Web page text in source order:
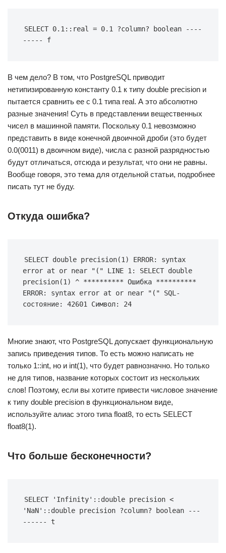
SELECT 0.1::real = 0.1 ?column? boolean ----
----- f
В чем дело? В том, что PostgreSQL приводит
нетипизированную константу 0.1 к типу double precision и
пытается сравнить ее с 0.1 типа real. А это абсолютно
разные значения! Суть в представлении вещественных
чисел в машинной памяти. Поскольку 0.1 невозможно
представить в виде конечной двоичной дроби (это будет
0.0(0011) в двоичном виде), числа с разной разрядностью
будут отличаться, отсюда и результат, что они не равны.
Вообще говоря, это тема для отдельной статьи, подробнее
писать тут не буду.
Откуда ошибка?
SELECT double precision(1) ERROR: syntax
error at or near "(" LINE 1: SELECT double
precision(1) ^ ********** Ошибка **********
ERROR: syntax error at or near "(" SQL-
состояние: 42601 Символ: 24
Многие знают, что PostgreSQL допускает функциональную
запись приведения типов. То есть можно написать не
только 1::int, но и int(1), что будет равнозначно. Но только
не для типов, название которых состоит из нескольких
слов! Поэтому, если вы хотите привести числовое значение
к типу double precision в функциональном виде,
используйте алиас этого типа float8, то есть SELECT
float8(1).
Что больше бесконечности?
SELECT 'Infinity'::double precision <
'NaN'::double precision ?column? boolean ---
------ t